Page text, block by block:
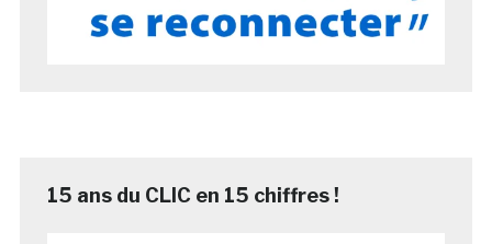
15 ans du CLIC en 15 chiffres !